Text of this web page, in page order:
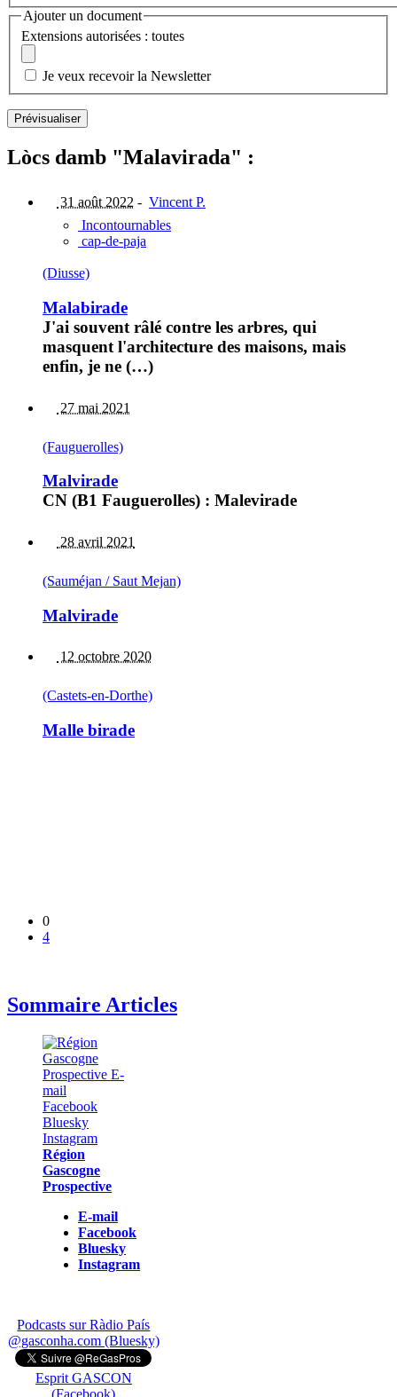
Ajouter un document
Extensions autorisées : toutes
Je veux recevoir la Newsletter
Lòcs damb "Malavirada" :
31 août 2022 - Vincent P.
Incontournables
cap-de-paja
(Diusse)
Malabirade
J'ai souvent râlé contre les arbres, qui
masquent l'architecture des maisons, mais
enfin, je ne (…)
27 mai 2021
(Fauguerolles)
Malvirade
CN (B1 Fauguerolles) : Malevirade
28 avril 2021
(Sauméjan / Saut Mejan)
Malvirade
12 octobre 2020
(Castets-en-Dorthe)
Malle birade
0
4
Sommaire Articles
Région
Gascogne
Prospective
E-mail
Facebook
Bluesky
Instagram
Podcasts sur Ràdio País
@gasconha.com (Bluesky)
Esprit GASCON
(Facebook)